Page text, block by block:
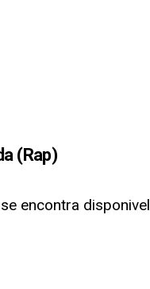
(Rap)
encontra disponivel